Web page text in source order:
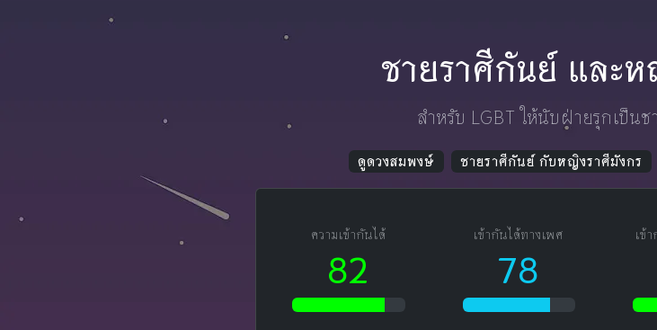
ชายราศีกันย์ และ
สำหรับ LGBT ให้นับฝ่ายรุกเป็น
ดูดวงสมพงษ์ ชายราศีกันย์ กับหญิงราศีมังกร
ความเข้ากันได้
82
เข้ากันได้ทางเพศ
78
เข้